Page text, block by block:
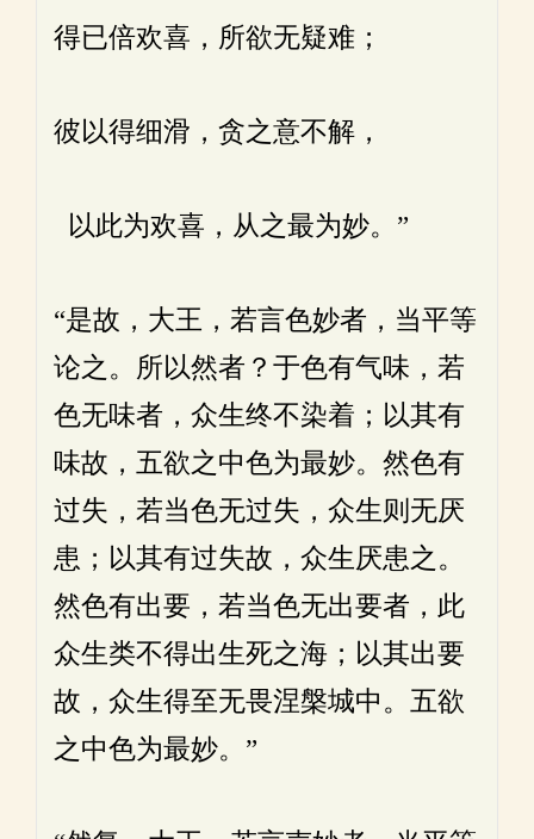
得已倍欢喜，所欲无疑难；
彼以得细滑，贪之意不解，
以此为欢喜，从之最为妙。”
“是故，大王，若言色妙者，当平等
论之。所以然者？于色有气味，若
色无味者，众生终不染着；以其有
味故，五欲之中色为最妙。然色有
过失，若当色无过失，众生则无厌
患；以其有过失故，众生厌患之。
然色有出要，若当色无出要者，此
众生类不得出生死之海；以其出要
故，众生得至无畏涅槃城中。五欲
之中色为最妙。”